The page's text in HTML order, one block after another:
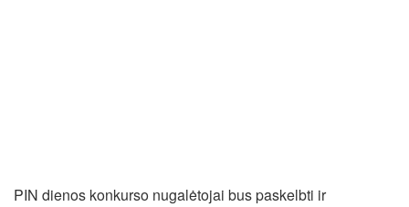
PIN dienos konkurso nugalėtojai bus paskelbti ir